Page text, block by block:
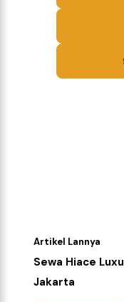
Artikel Lannya
Sewa Hiace
Jakarta